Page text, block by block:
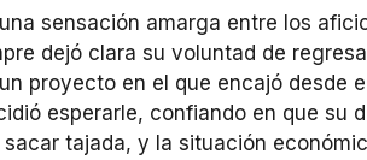
sensación amarga entre los
dejó clara su voluntad de
proyecto en el que encajó desde
esperarle, confiando en que su
tajada, y la situación